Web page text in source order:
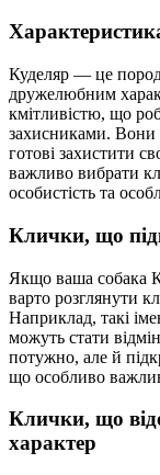
Куделяр — це
дружелюбним
кмітливістю, що
захисниками. Вони
готові захистити
важливо вибрати
особистість та
Клички, що
Якщо ваша собака
варто розглянути
Наприклад, такі
можуть стати
потужно, але й
що особливо
Клички, що
характер